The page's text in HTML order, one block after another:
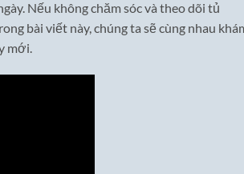
Nếu không chăm sóc và theo dõi tủ
bài viết này, chúng ta sẽ cùng nhau
mới.